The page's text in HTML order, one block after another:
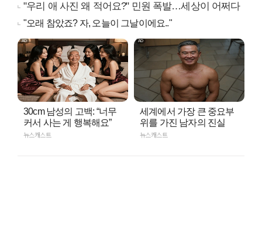
"우리 애 사진 왜 적어요?" 민원 폭발…세상이 어쩌다
"오래 참았죠? 자, 오늘이 그날이에요.."
30cm 남성의 고백: “너무
커서 사는 게 행복해요”
뉴스캐스트
세계에서 가장 큰 중요부
위를 가진 남자의 진실
뉴스캐스트